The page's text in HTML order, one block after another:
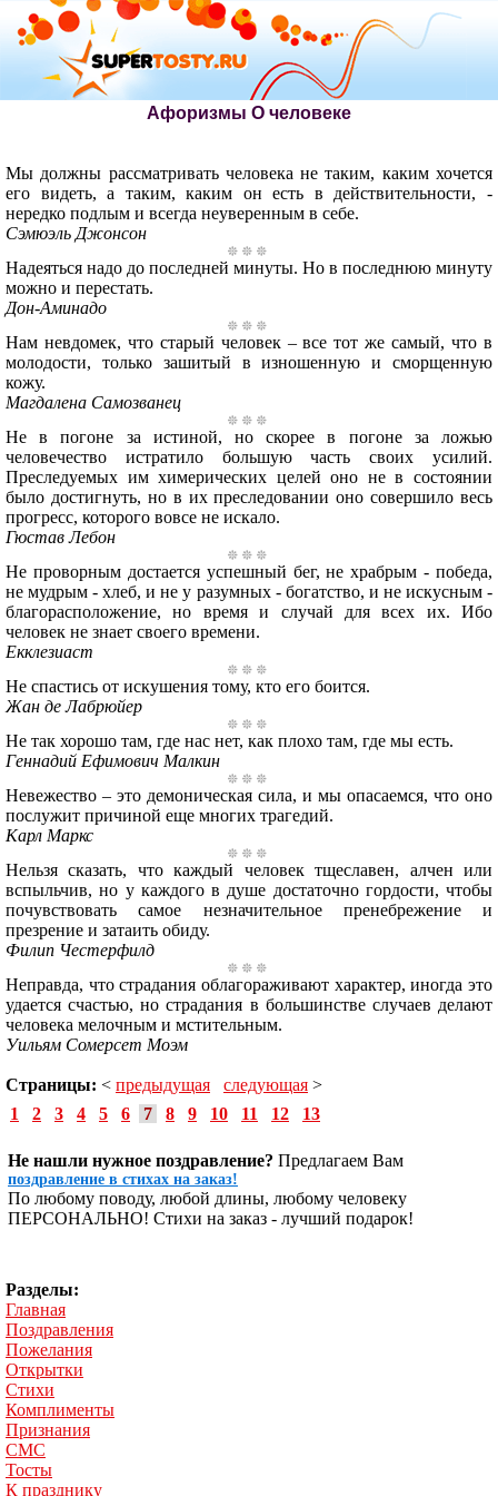
Афоризмы О человеке
Мы должны рассматривать человека не таким, каким хочется
его видеть, а таким, каким он есть в действительности, -
нередко подлым и всегда неуверенным в себе.
Сэмюэль Джонсон
Надеяться надо до последней минуты. Но в последнюю минуту
можно и перестать.
Дон-Аминадо
Нам невдомек, что старый человек – все тот же самый, что в
молодости, только зашитый в изношенную и сморщенную
кожу.
Магдалена Самозванец
Не в погоне за истиной, но скорее в погоне за ложью
человечество истратило большую часть своих усилий.
Преследуемых им химерических целей оно не в состоянии
было достигнуть, но в их преследовании оно совершило весь
прогресс, которого вовсе не искало.
Гюстав Лебон
Не проворным достается успешный бег, не храбрым - победа,
не мудрым - хлеб, и не у разумных - богатство, и не искусным -
благорасположение, но время и случай для всех их. Ибо
человек не знает своего времени.
Екклезиаст
Не спастись от искушения тому, кто его боится.
Жан де Лабрюйер
Не так хорошо там, где нас нет, как плохо там, где мы есть.
Геннадий Ефимович Малкин
Невежество – это демоническая сила, и мы опасаемся, что оно
послужит причиной еще многих трагедий.
Карл Маркс
Нельзя сказать, что каждый человек тщеславен, алчен или
вспыльчив, но у каждого в душе достаточно гордости, чтобы
почувствовать самое незначительное пренебрежение и
презрение и затаить обиду.
Филип Честерфилд
Неправда, что страдания облагораживают характер, иногда это
удается счастью, но страдания в большинстве случаев делают
человека мелочным и мстительным.
Уильям Сомерсет Моэм
Страницы: < предыдущая следующая >
1
2 3 4 5 6 7 8 9 10 11 12 13
Не нашли нужное поздравление? Предлагаем Вам
поздравление в стихах на заказ!
По любому поводу, любой длины, любому человеку
ПЕРСОНАЛЬНО! Стихи на заказ - лучший подарок!
Разделы:
Главная
Поздравления
Пожелания
Открытки
Стихи
Комплименты
Признания
СМС
Тосты
К празднику